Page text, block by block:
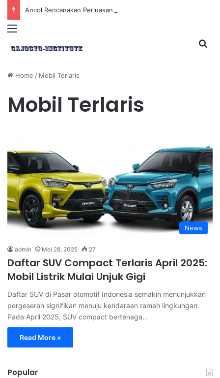
Menu
Home / Mobil Terlaris
Mobil Terlaris
News
admin Mei 28, 2025 27
Daftar SUV Compact Terlaris April 2025:
Mobil Listrik Mulai Unjuk Gigi
Daftar SUV di Pasar otomotif Indonesia semakin menunjukkan
pergeseran signifikan menuju kendaraan ramah lingkungan.
Pada April 2025, SUV compact bertenaga…
Read More »
Popular